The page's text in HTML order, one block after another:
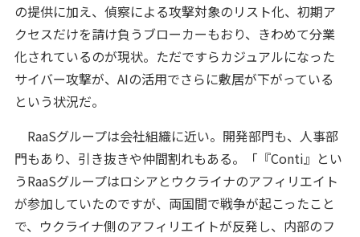
の提供に加え、偵察による攻撃対象のリスト化、初期ア
クセスだけを請け負うブローカーもおり、きわめて分業
化されているのが現状。ただですらカジュアルになった
サイバー攻撃が、AIの活用でさらに敷居が下がっている
という状況だ。
RaaSグループは会社組織に近い。開発部門も、人事部
門もあり、引き抜きや仲間割れもある。「『Conti』とい
うRaaSグループはロシアとウクライナのアフィリエイト
が参加していたのですが、両国間で戦争が起こったこと
で、ウクライナ側のアフィリエイトが反発し、内部のフ